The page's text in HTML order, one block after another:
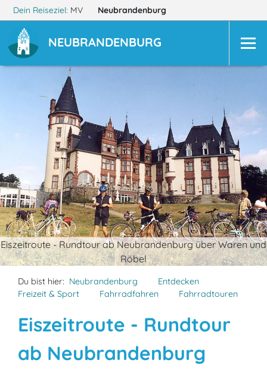
Dein Reiseziel: MV Neubrandenburg
NEUBRANDENBURG
Eiszeitroute - Rundtour ab Neubrandenburg über Waren und
Röbel
Du bist hier: Neubrandenburg
Entdecken
Freizeit & Sport
Fahrradfahren Fahrradtouren
Eiszeitroute - Rundtour
ab Neubrandenburg